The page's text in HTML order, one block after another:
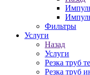
Фильтры
Услуги
Назад
Услуги
Резка труб
Резка труб